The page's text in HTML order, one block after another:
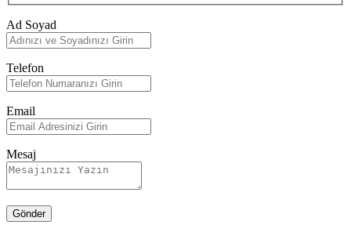
Ad Soyad
Telefon
Email
Mesaj
Gönder